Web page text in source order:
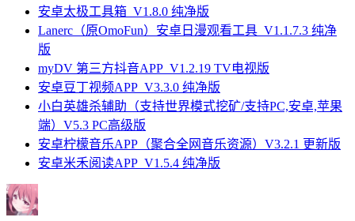
安卓太极工具箱_V1.8.0 纯净版
Lanerc（原OmoFun）安卓日漫观看工具_V1.1.7.3 纯净
版
myDV 第三方抖音APP_V1.2.19 TV电视版
安卓豆丁视频APP_V3.3.0 纯净版
小白英雄杀辅助（支持世界模式挖矿/支持PC,安卓,苹果
端）V5.3 PC高级版
安卓柠檬音乐APP（聚合全网音乐资源）V3.2.1 更新版
安卓米禾阅读APP_V1.5.4 纯净版